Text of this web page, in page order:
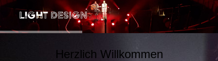
Herzlich Willkommen